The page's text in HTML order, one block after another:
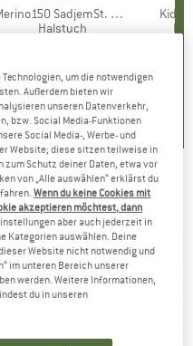
SadjemSt. Neckwarmer
Produktgruppe
Halstuch
4,8(11)
Artikel
Kid's
Handschuhe
um die notwendigen
Außerdem bieten wir
unseren Datenverkehr,
bzw. Social Media-Funktionen
Social Media-, Werbe- und
Website; diese sitzen teilweise in
zum Schutz deiner Daten, etwa vor
von „Alle auswählen“ erklärst du
Wenn du keine Cookies mit
akzeptieren möchtest, dann
aber auch jederzeit in
Kategorien auswählen. Deine
Website nicht notwendig und
im unteren Bereich unserer
werden. Weitere Informationen,
du in unseren